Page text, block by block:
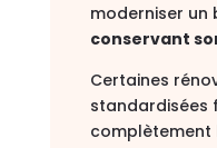
moderniser un
conservant
Certaines
standardisées
complètement